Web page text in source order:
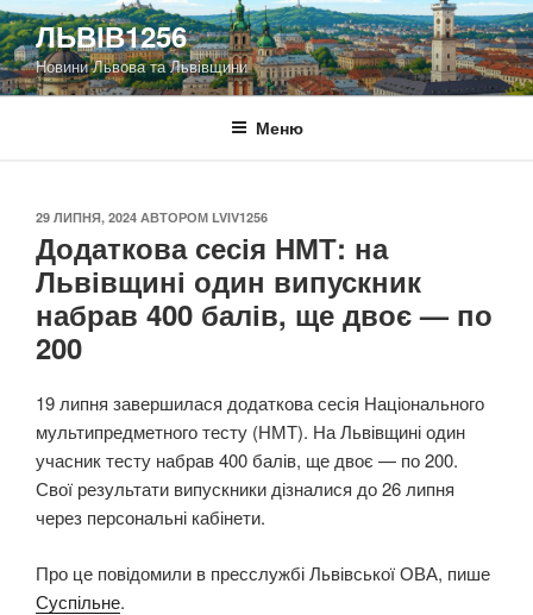
Перейти
до
вмісту
ЛЬВІВ1256
Новини Львова та Львівщини
Меню
ОПУБЛІКОВАНО
29 ЛИПНЯ, 2024 АВТОРОМ LVIV1256
Додаткова сесія НМТ: на
Львівщині один випускник
набрав 400 балів, ще двоє — по
200
19 липня завершилася додаткова сесія Національного
мультипредметного тесту (НМТ). На Львівщині один
учасник тесту набрав 400 балів, ще двоє — по 200.
Свої результати випускники дізналися до 26 липня
через персональні кабінети.
Про це повідомили в пресслужбі Львівської ОВА, пише
Суспільне.